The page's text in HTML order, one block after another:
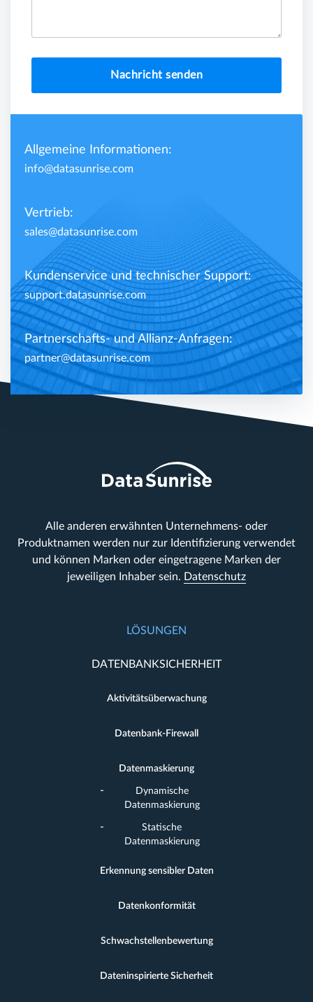
Nachricht senden
Allgemeine Informationen:
info@datasunrise.com
Vertrieb:
sales@datasunrise.com
Kundenservice und technischer Support:
support.datasunrise.com
Partnerschafts- und Allianz-Anfragen:
partner@datasunrise.com
Alle anderen erwähnten Unternehmens- oder
Produktnamen werden nur zur Identifizierung verwendet
und können Marken oder eingetragene Marken der
jeweiligen Inhaber sein. Datenschutz
LÖSUNGEN
DATENBANKSICHERHEIT
Aktivitätsüberwachung
Datenbank-Firewall
Datenmaskierung
Dynamische
Datenmaskierung
Statische
Datenmaskierung
Erkennung sensibler Daten
Datenkonformität
Schwachstellenbewertung
Dateninspirierte Sicherheit